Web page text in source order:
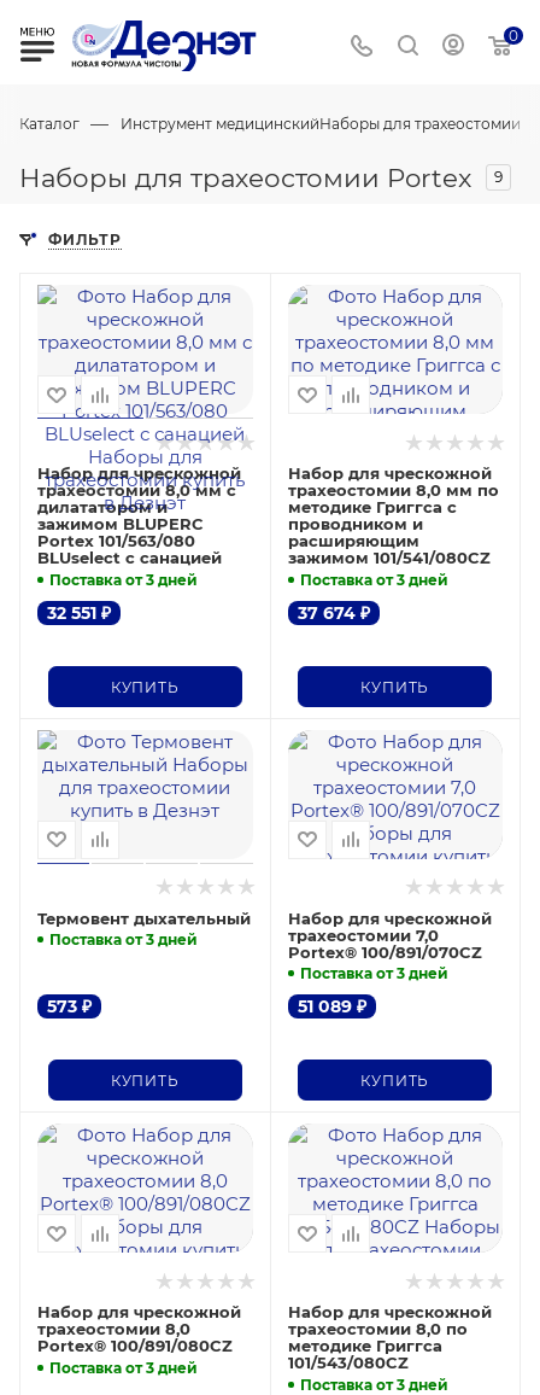
0
Каталог — Инструмент медицинскийНаборы для трахеостомии
Наборы для трахеостомии Portex 9
ФИЛЬТР
Набор для чрескожной
трахеостомии 8,0 мм с
дилататором и
зажимом BLUPERC
Portex 101/563/080
BLUselect с санацией
Поставка от 3 дней
32 551 ₽
КУПИТЬ
Набор для чрескожной
трахеостомии 8,0 мм по
методике Григгса с
проводником и
расширяющим
зажимом 101/541/080CZ
Поставка от 3 дней
37 674₽
КУПИТЬ
Термовент дыхательный
Поставка от 3 дней
573 ₽
КУПИТЬ
Набор для чрескожной
трахеостомии 7,0
Portex® 100/891/070CZ
Поставка от 3 дней
51 089₽
КУПИТЬ
Набор для чрескожной
трахеостомии 8,0
Portex® 100/891/080CZ
Поставка от 3 дней
Набор для чрескожной
трахеостомии 8,0 по
методике Григгса
101/543/080CZ
Поставка от 3 дней